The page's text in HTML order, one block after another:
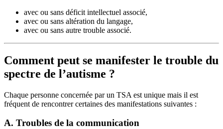
avec ou sans déficit intellectuel associé,
avec ou sans altération du langage,
avec ou sans autre trouble associé.
Comment peut se manifester le trouble du
spectre de l’autisme ?
Chaque personne concernée par un TSA est unique mais il est
fréquent de rencontrer certaines des manifestations suivantes :
A. Troubles de la communication